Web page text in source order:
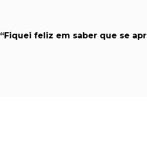
“Fiquei feliz em saber que se